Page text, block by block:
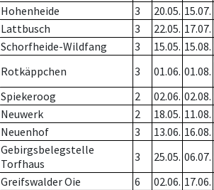
Hohenheide 3 20.05. 15.07.
Lattbusch 3 22.05. 17.07.
Schorfheide-Wildfang 3 15.05. 15.08.
Rotkäppchen 3 01.06. 01.08.
Spiekeroog 2 02.06. 02.08.
Neuwerk 2 18.05. 11.08.
Neuenhof 3 13.06. 16.08.
Gebirgsbelegstelle
Torfhaus
3 25.05. 06.07.
Greifswalder Oie 6 02.06. 17.06.